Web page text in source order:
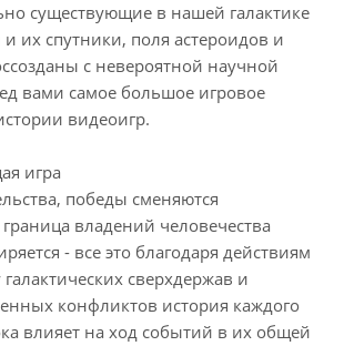
существующие в нашей галактике
их спутники, поля астероидов и
с невероятной научной
вами самое большое игровое
видеоигр.
игра
победы сменяются
владений человечества
- все это благодаря действиям
сверхдержав и
конфликтов история каждого
влияет на ход событий в их общей